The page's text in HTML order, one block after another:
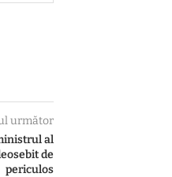
următor
al
de
periculos